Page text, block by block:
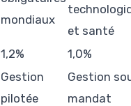
mondiaux
et santé
1,2% 1,0%
Gestion
pilotée
Gestion
mandat